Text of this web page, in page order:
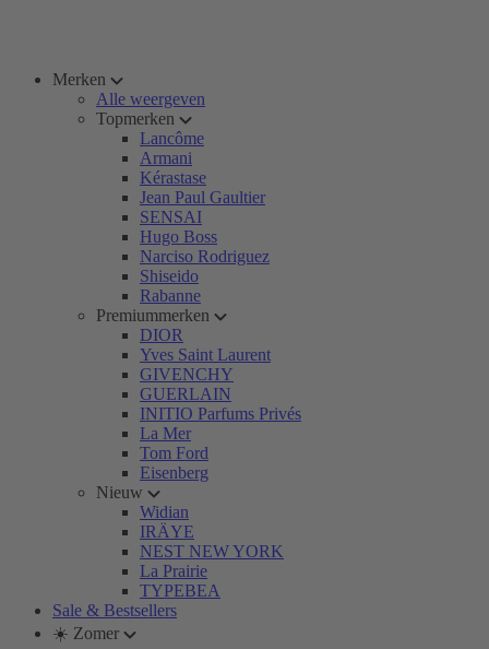
Merken
Alle weergeven
Topmerken
Lancôme
Armani
Kérastase
Jean Paul Gaultier
SENSAI
Hugo Boss
Narciso Rodriguez
Shiseido
Rabanne
Premiummerken
DIOR
Yves Saint Laurent
GIVENCHY
GUERLAIN
INITIO Parfums Privés
La Mer
Tom Ford
Eisenberg
Nieuw
Widian
IRÄYE
NEST NEW YORK
La Prairie
TYPEBEA
Sale & Bestsellers
☀️ Zomer